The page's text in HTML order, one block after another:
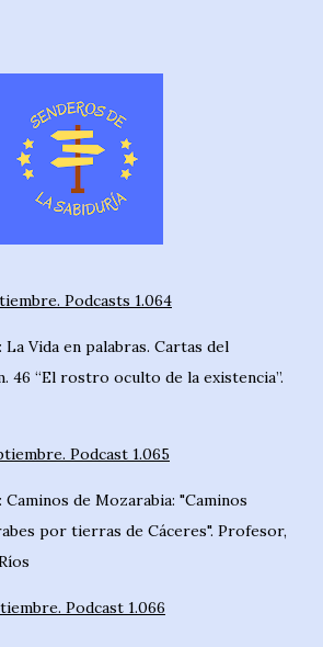
Podcasts 1.064
La Vida en palabras. Cartas del
46 “El rostro oculto de la existencia”.
Podcast 1.065
Caminos de Mozarabia: "Caminos
por tierras de Cáceres". Profesor,
Podcast 1.066